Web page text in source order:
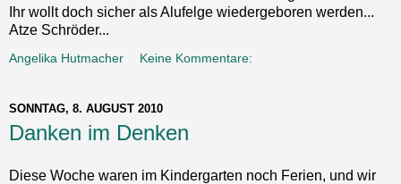
Ihr wollt doch sicher als Alufelge wiedergeboren werden...
Atze Schröder...
Angelika Hutmacher Keine Kommentare:
SONNTAG, 8. AUGUST 2010
Danken im Denken
Diese Woche waren im Kindergarten noch Ferien, und wir